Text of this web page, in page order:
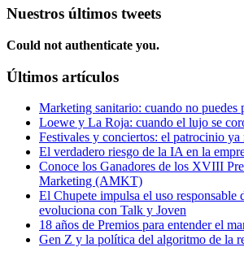
Nuestros últimos tweets
Could not authenticate you.
Últimos artículos
Marketing sanitario: cuando no puedes
Loewe y La Roja: cuando el lujo se
Festivales y conciertos: el patrocinio ya
El verdadero riesgo de la IA en la
Conoce los Ganadores de los XVIII
Marketing (AMKT)
El Chupete impulsa el uso responsable
evoluciona con Talk y Joven
18 años de Premios para entender el
Gen Z y la política del algoritmo de la